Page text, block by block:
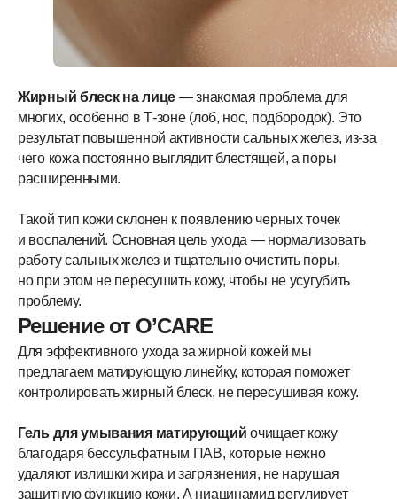
Жирный блеск на лице — знакомая проблема для
многих, особенно в Т-зоне (лоб, нос, подбородок). Это
результат повышенной активности сальных желез, из-за
чего кожа постоянно выглядит блестящей, а поры
расширенными.
Такой тип кожи склонен к появлению черных точек
и воспалений. Основная цель ухода — нормализовать
работу сальных желез и тщательно очистить поры,
но при этом не пересушить кожу, чтобы не усугубить
проблему.
Решение от O’CARE
Для эффективного ухода за жирной кожей мы
предлагаем матирующую линейку, которая поможет
контролировать жирный блеск, не пересушивая кожу.
Гель для умывания матирующий очищает кожу
благодаря бессульфатным ПАВ, которые нежно
удаляют излишки жира и загрязнения, не нарушая
защитную функцию кожи. А ниацинамид регулирует